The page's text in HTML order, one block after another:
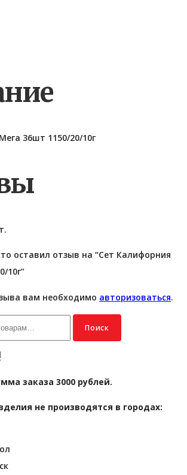
36шт 1150/20/10г
оставил отзыв на “Сет Калифорния
10г”
вам необходимо авторизоваться.
Поиск
заказа 3000 рублей.
не производятся в городах: